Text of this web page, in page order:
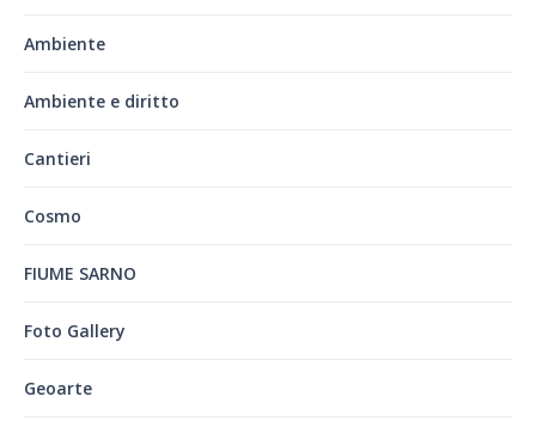
Ambiente
Ambiente e diritto
Cantieri
Cosmo
FIUME SARNO
Foto Gallery
Geoarte